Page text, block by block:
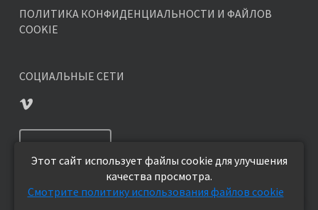
ПОЛИТИКА КОНФИДЕНЦИАЛЬНОСТИ И ФАЙЛОВ
COOKIE
СОЦИАЛЬНЫЕ СЕТИ
Этот сайт использует файлы cookie для улучшения
качества просмотра.
Смотрите политику использования файлов cookie